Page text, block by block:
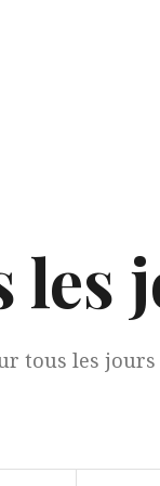
les
tous les jours